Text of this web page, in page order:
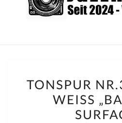
TONSPUR
WEISS